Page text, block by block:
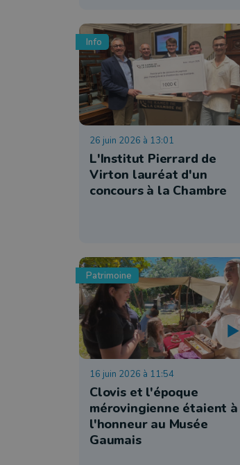
Info
26 juin 2026 à 13:01
L'Institut Pierrard de
Virton lauréat d'un
concours à la Chambre
Patrimoine
16 juin 2026 à 11:54
Clovis et l'époque
mérovingienne étaient à
l'honneur au Musée
Gaumais